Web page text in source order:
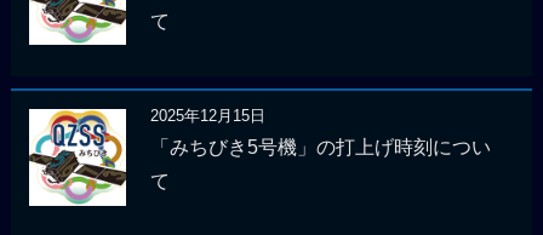
て
2025年12月15日
「みちびき5号機」の打上げ時刻につい
て